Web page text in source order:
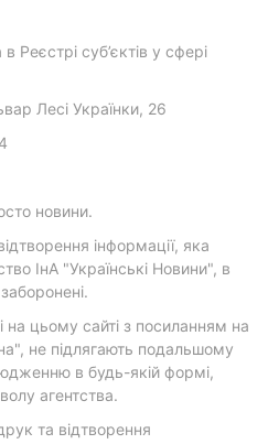
Реєстрі суб’єктів у сфері
Лесі Українки, 26
новини.
інформації, яка
ІнА "Українські Новини", в
на цьому сайті з посиланням на
не підлягають подальшому
в будь-якій формі,
агентства.
та відтворення